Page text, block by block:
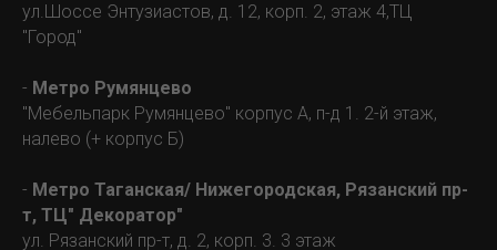
ул.Шоссе Энтузиастов, д. 12, корп. 2, этаж 4,ТЦ
"Город"
- Метро Румянцево
"Мебельпарк Румянцево" корпус А, п-д 1. 2-й этаж,
налево (+ корпус Б)
- Метро Таганская/ Нижегородская, Рязанский пр-
т, ТЦ" Декоратор"
ул. Рязанский пр-т, д. 2, корп. 3. 3 этаж